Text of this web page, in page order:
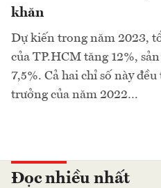
khăn
Dự kiến trong năm 2023,
của TP.HCM tăng 12%,
7,5%. Cả hai chỉ số này
trưởng của năm 2022…
Đọc nhiều nhất